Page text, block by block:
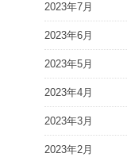
2023年7月
2023年6月
2023年5月
2023年4月
2023年3月
2023年2月